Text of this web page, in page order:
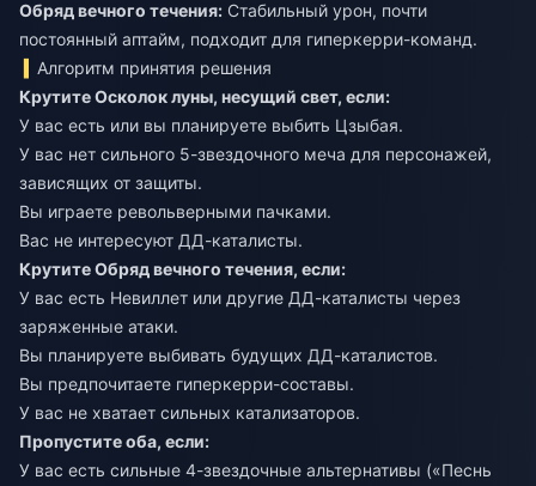
Обряд вечного течения: Стабильный урон, почти
постоянный аптайм, подходит для гиперкерри-команд.
Алгоритм принятия решения
Крутите Осколок луны, несущий свет, если:
У вас есть или вы планируете выбить Цзыбая.
У вас нет сильного 5-звездочного меча для персонажей,
зависящих от защиты.
Вы играете револьверными пачками.
Вас не интересуют ДД-каталисты.
Крутите Обряд вечного течения, если:
У вас есть Невиллет или другие ДД-каталисты через
заряженные атаки.
Вы планируете выбивать будущих ДД-каталистов.
Вы предпочитаете гиперкерри-составы.
У вас не хватает сильных катализаторов.
Пропустите оба, если:
У вас есть сильные 4-звездочные альтернативы («Песнь